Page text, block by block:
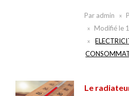
Par admin
Modifié le
Le